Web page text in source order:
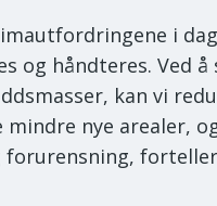
i
og håndteres. Ved
kan vi
mindre nye arealer,
forurensning,